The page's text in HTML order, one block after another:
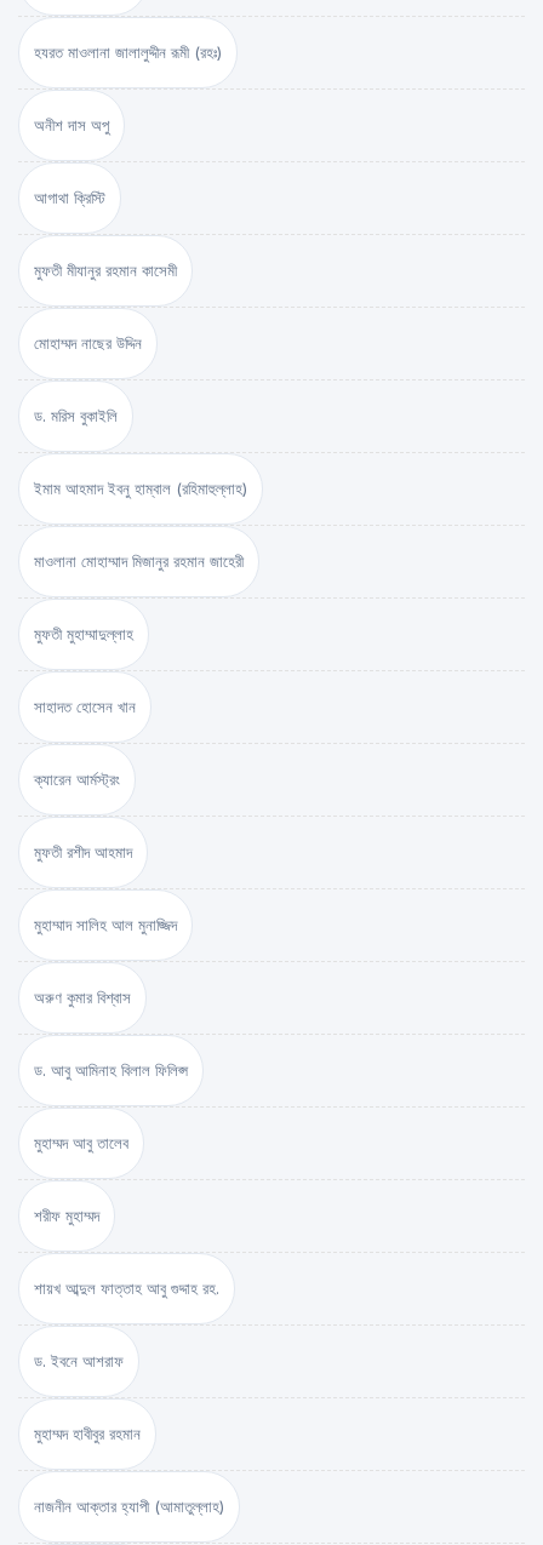
হযরত মাওলানা জালালুদ্দীন রূমী (রহঃ)
অনীশ দাস অপু
আগাথা ক্রিস্টি
মুফতী মীযানুর রহমান কাসেমী
মোহাম্মদ নাছের উদ্দিন
ড. মরিস বুকাইলি
ইমাম আহমাদ ইবনু হাম্বাল (রহিমাহুল্লাহ)
মাওলানা মোহাম্মাদ মিজানুর রহমান জাহেরী
মুফতী মুহাম্মাদুল্লাহ
সাহাদত হোসেন খান
ক্যারেন আর্মস্ট্রং
মুফতী রশীদ আহমাদ
মুহাম্মাদ সালিহ আল মুনাজ্জিদ
অরুণ কুমার বিশ্বাস
ড. আবু আমিনাহ বিলাল ফিলিপ্স
মুহাম্মদ আবু তালেব
শরীফ মুহাম্মদ
শায়খ আব্দুল ফাত্তাহ আবু গুদ্দাহ রহ.
ড. ইবনে আশরাফ
মুহাম্মদ হাবীবুর রহমান
নাজনীন আক্তার হ্যাপী (আমাতুল্লাহ)